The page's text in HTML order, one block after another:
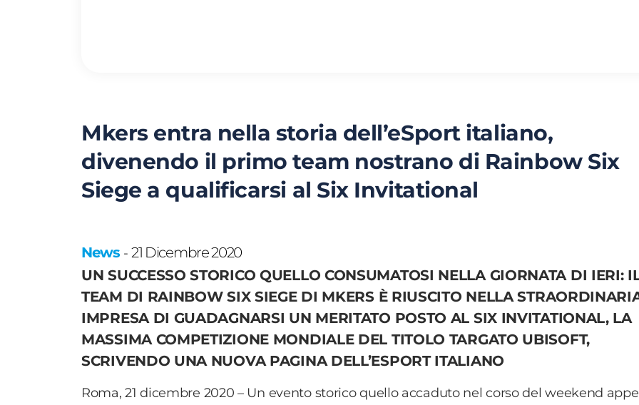
Mkers entra nella storia dell’eSport italiano,
divenendo il primo team nostrano di Rainbow Six
Siege a qualificarsi al Six Invitational
News - 21 Dicembre 2020
UN SUCCESSO STORICO QUELLO CONSUMATOSI NELLA GIORNATA DI IERI:
TEAM DI RAINBOW SIX SIEGE DI MKERS È RIUSCITO NELLA
IMPRESA DI GUADAGNARSI UN MERITATO POSTO AL SIX INVITATIONAL, LA
MASSIMA COMPETIZIONE MONDIALE DEL TITOLO TARGATO UBISOFT,
SCRIVENDO UNA NUOVA PAGINA DELL’ESPORT ITALIANO
Roma, 21 dicembre 2020 – Un evento storico quello accaduto nel corso del weekend